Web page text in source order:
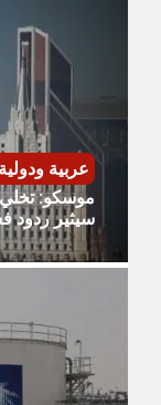
عربية ودولية
موسكو: تخلي
سيثير ردود